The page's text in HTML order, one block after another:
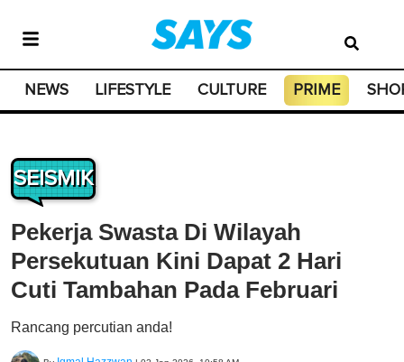
NEWS LIFESTYLE CULTURE PRIME
SEISMIK
Pekerja Swasta Di Wilayah
Persekutuan Kini Dapat 2 Hari
Cuti Tambahan Pada Februari
Rancang percutian anda!